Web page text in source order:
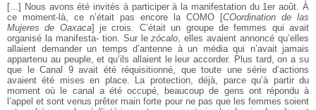
[...] Nous avons été invités à participer à la manifestation du 1er août. À
ce moment-là, ce n’était pas encore la COMO [COordination de las
Mujeres de Oaxaca] je crois. C’était un groupe de femmes qui avait
organisé la manifesta-tion. Sur lezócalo , elles avaient annoncé qu’elles
allaient demander un temps d’antenne à un média qui n’avait jamais
appartenu au peuple, et qu’ils allaientle leur accorder. Plus tard, on a su
que le Canal 9 avait été réquisitionné, quetoute une série d’actions
avaient été mises en place. La protection, déjà, parcequ’à partir du
moment où le canal a été occupé, beaucoup de gens ont réponduà
l’appel et sont venus prêter main forte pour ne pas que les femmes soient